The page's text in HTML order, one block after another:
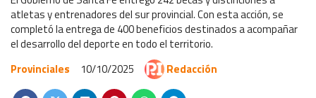
atletas y entrenadores del sur provincial. Con esta acción, se
completó la entrega de 400 beneficios destinados a acompañar
el desarrollo del deporte en todo el territorio.
Provinciales
10/10/2025 Redacción